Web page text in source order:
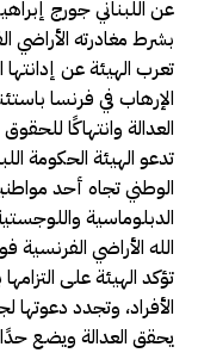
بشرط مغادرته الأراضي
تعرب الهيئة عن إدانتها
الإرهاب في فرنسا
العدالة وانتهاكًا
تدعو الهيئة الحكومة
الوطني تجاه أحد
الدبلوماسية
الله الأراضي الفرنسية
تؤكد الهيئة على
الأفراد، وتجدد دعوتها
يحقق العدالة ويضع